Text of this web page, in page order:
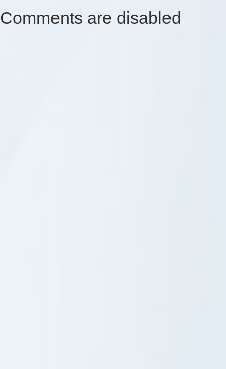
Comments are disabled